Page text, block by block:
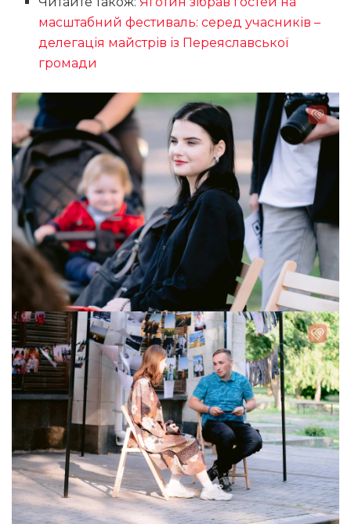
масштабний фестиваль: серед учасників –
делегація майстрів із Переяславської
громади